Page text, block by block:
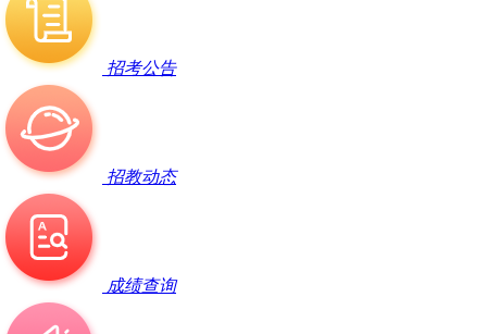
招考公告
招教动态
成绩查询